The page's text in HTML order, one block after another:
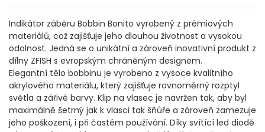
Indikátor záběru Bobbin Bonito vyrobený z prémiových
materiálů, což zajišťuje jeho dlouhou životnost a vysokou
odolnost. Jedná se o unikátní a zároveň inovativní produkt z
dílny ZFISH s evropským chráněným designem.
Elegantní tělo bobbinu je vyrobeno z vysoce kvalitního
akrylového materiálu, který zajišťuje rovnoměrný rozptyl
světla a zářivé barvy. Klip na vlasec je navržen tak, aby byl
maximálně šetrný jak k vlasci tak šňůře a zároveň zamezuje
jeho poškození, i při častém používání. Díky svítící led diodě
MULTIPLIKÁTORY
NÁHRADNÉ CIEVKY
DOPLNKY K NAVIJAKOM
SPODOVÉ NAVIJAKY